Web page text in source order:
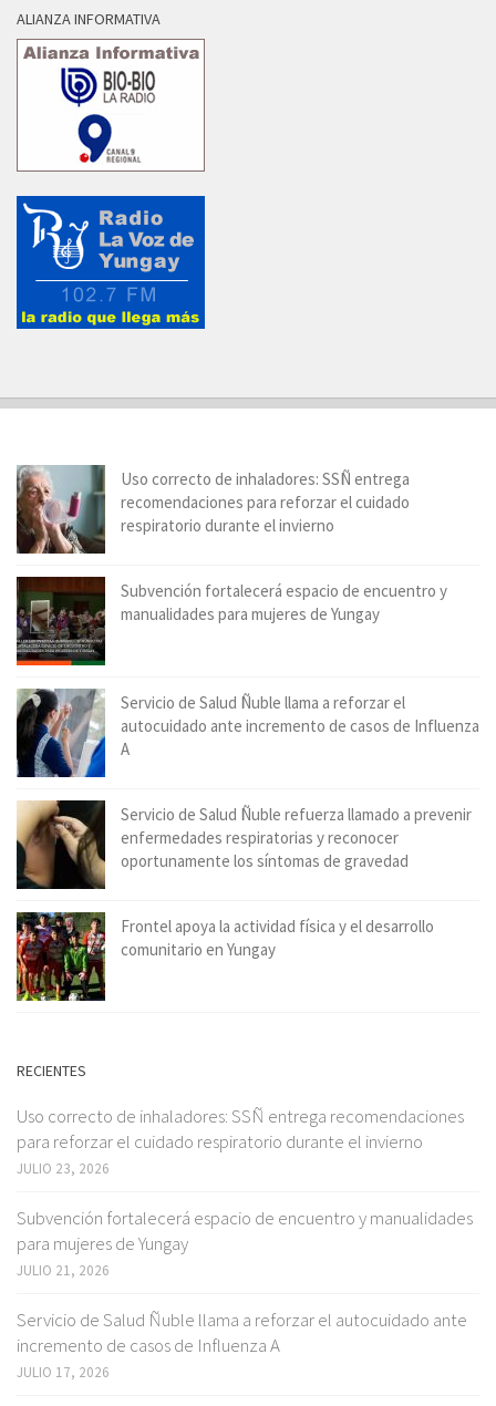
ALIANZA INFORMATIVA
Uso correcto de inhaladores: SSÑ entrega
recomendaciones para reforzar el cuidado
respiratorio durante el invierno
Subvención fortalecerá espacio de encuentro y
manualidades para mujeres de Yungay
Servicio de Salud Ñuble llama a reforzar el
autocuidado ante incremento de casos de Influenza
A
Servicio de Salud Ñuble refuerza llamado a prevenir
enfermedades respiratorias y reconocer
oportunamente los síntomas de gravedad
Frontel apoya la actividad física y el desarrollo
comunitario en Yungay
RECIENTES
Uso correcto de inhaladores: SSÑ entrega recomendaciones
para reforzar el cuidado respiratorio durante el invierno
JULIO 23, 2026
Subvención fortalecerá espacio de encuentro y manualidades
para mujeres de Yungay
JULIO 21, 2026
Servicio de Salud Ñuble llama a reforzar el autocuidado ante
incremento de casos de Influenza A
JULIO 17, 2026